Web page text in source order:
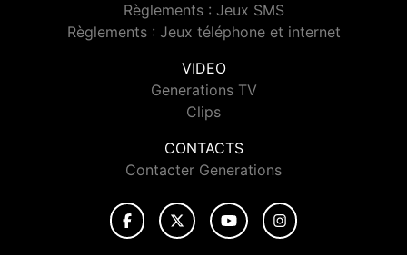
Règlements : Jeux SMS
Règlements : Jeux téléphone et internet
VIDEO
Generations TV
Clips
CONTACTS
Contacter Generations